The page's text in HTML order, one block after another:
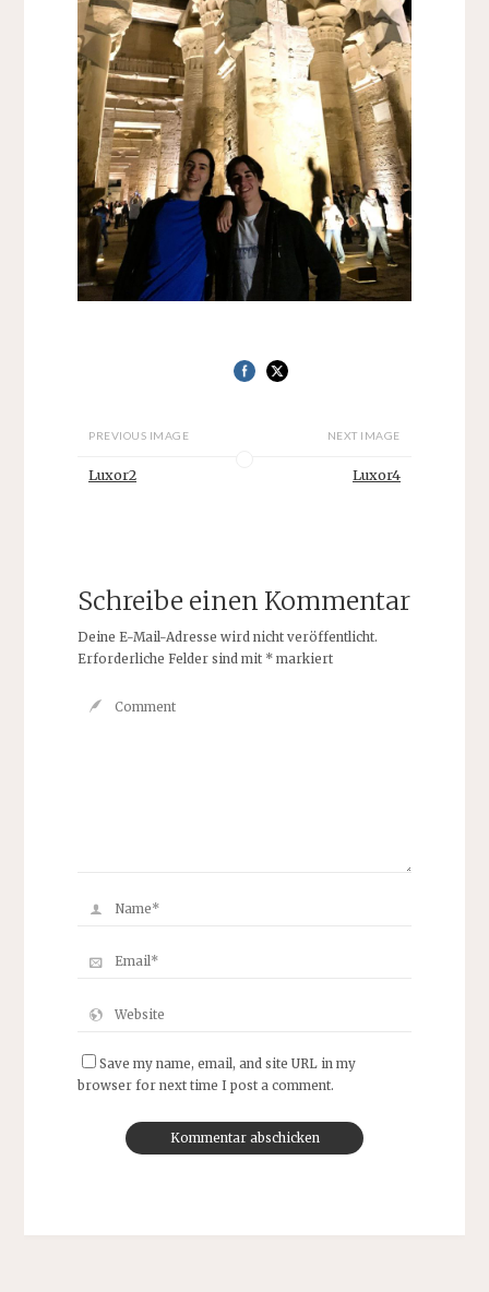
PREVIOUS IMAGE
Luxor2
NEXT IMAGE
Luxor4
Schreibe einen Kommentar
Deine E-Mail-Adresse wird nicht veröffentlicht.
Erforderliche Felder sind mit *markiert
Save my name, email, and site URL in my
browser for next time I post a comment.